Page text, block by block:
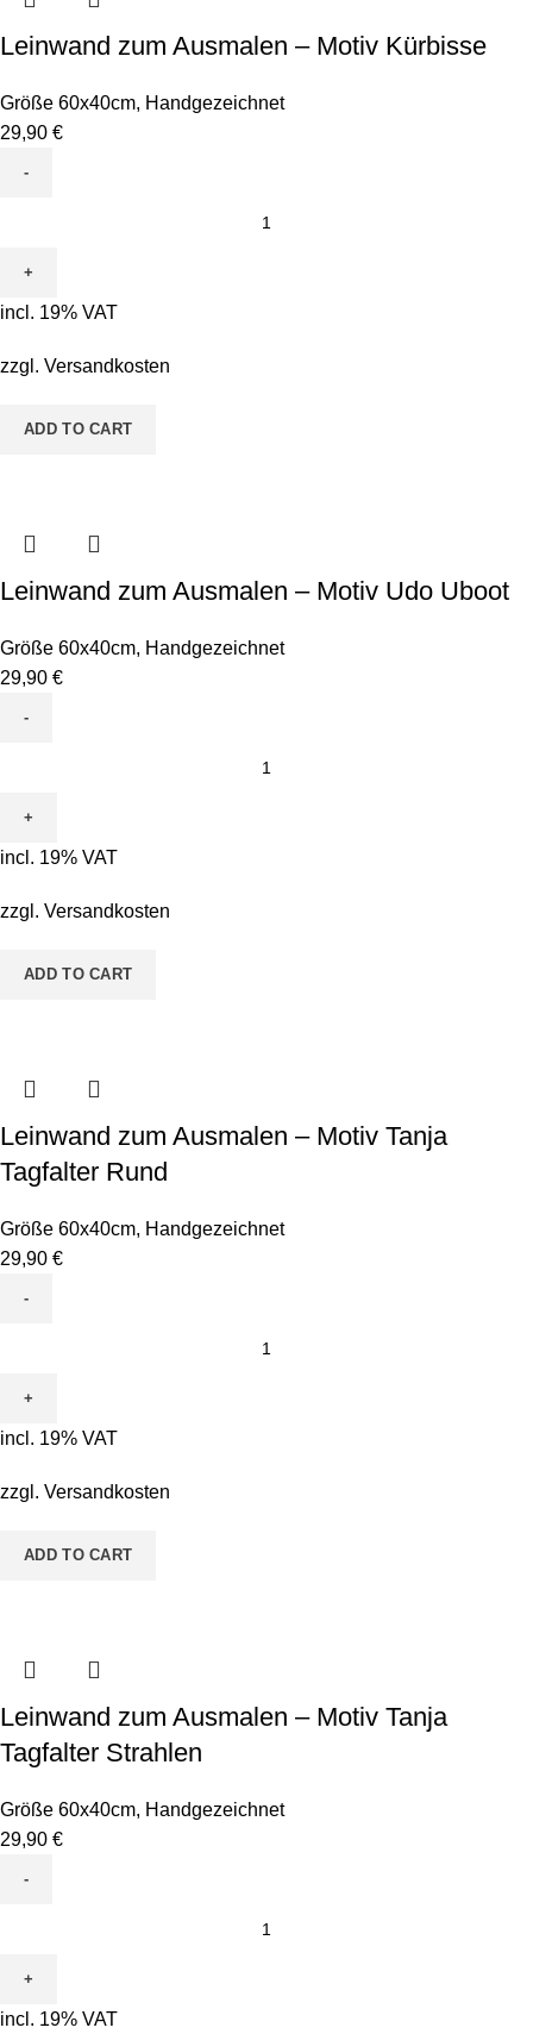
Leinwand zum Ausmalen – Motiv Kürbisse
Größe 60x40cm, Handgezeichnet
29,90 €
Ausmalen
-
Kürbisse
incl. 19% VAT
zzgl. Versandkosten
ADD TO CART
Leinwand zum Ausmalen – Motiv Udo Uboot
Größe 60x40cm, Handgezeichnet
29,90 €
Ausmalen
-
Udo
quantity
incl. 19% VAT
zzgl. Versandkosten
ADD TO CART
Leinwand zum Ausmalen – Motiv Tanja
Tagfalter Rund
Größe 60x40cm, Handgezeichnet
29,90 €
Ausmalen
-
Tanja
Rund
incl. 19% VAT
zzgl. Versandkosten
ADD TO CART
Leinwand zum Ausmalen – Motiv Tanja
Tagfalter Strahlen
Größe 60x40cm, Handgezeichnet
29,90 €
Ausmalen
-
incl. 19% VAT